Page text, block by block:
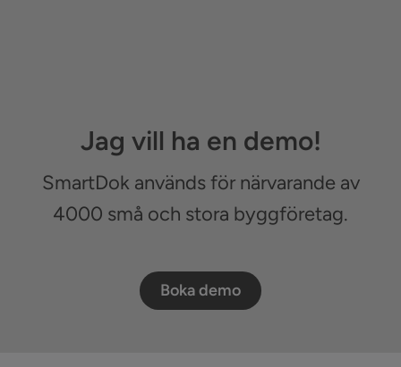
Jag vill ha en demo!
SmartDok används för närvarande av
4000 små och stora byggföretag.
Boka demo